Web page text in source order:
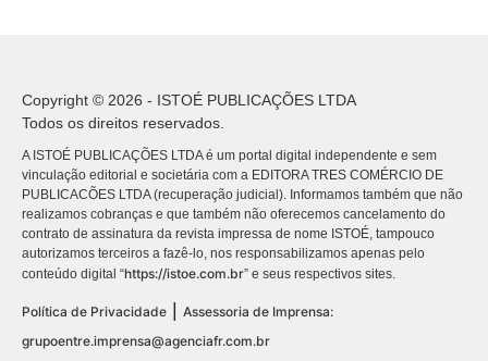
Copyright © 2026 - ISTOÉ PUBLICAÇÕES LTDA
Todos os direitos reservados.
A ISTOÉ PUBLICAÇÕES LTDA é um portal digital independente e sem
vinculação editorial e societária com a EDITORA TRES COMÉRCIO DE
PUBLICACÕES LTDA (recuperação judicial). Informamos também que não
realizamos cobranças e que também não oferecemos cancelamento do
contrato de assinatura da revista impressa de nome ISTOÉ, tampouco
autorizamos terceiros a fazê-lo, nos responsabilizamos apenas pelo
conteúdo digital “https://istoe.com.br” e seus respectivos sites.
Política de Privacidade | Assessoria de Imprensa:
grupoentre.imprensa@agenciafr.com.br